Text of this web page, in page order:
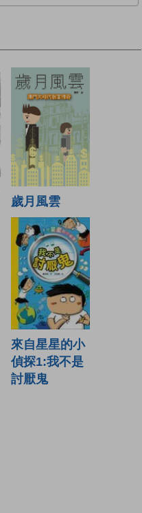
歲月風雲
來自星星的小
偵探1:我不是
討厭鬼